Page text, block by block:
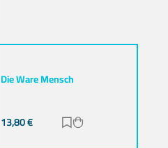
Die Ware Mensch
13,80€ Zur Merkliste